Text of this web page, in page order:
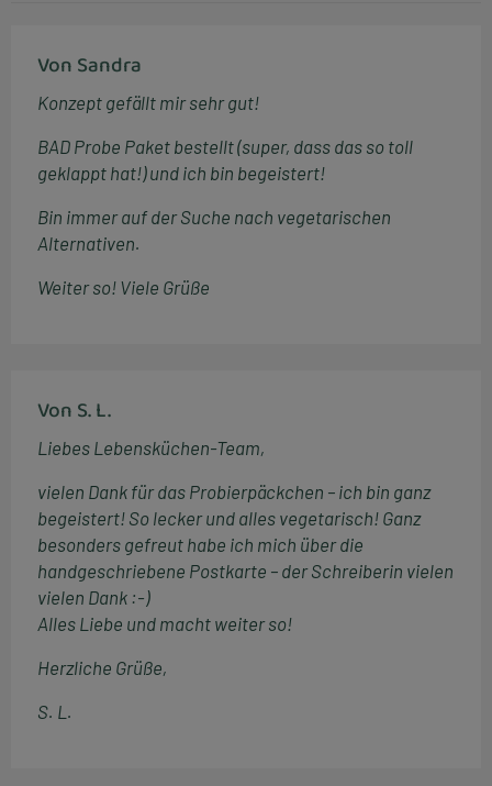
Von Sandra
Konzept gefällt mir sehr gut!
BAD Probe Paket bestellt (super, dass das so toll
geklappt hat!) und ich bin begeistert!
Bin immer auf der Suche nach vegetarischen
Alternativen.
Weiter so! Viele Grüße
Von S. L.
Liebes Lebensküchen-Team,
vielen Dank für das Probierpäckchen – ich bin ganz
begeistert! So lecker und alles vegetarisch! Ganz
besonders gefreut habe ich mich über die
handgeschriebene Postkarte – der Schreiberin vielen
vielen Dank :-)
Alles Liebe und macht weiter so!
Herzliche Grüße,
S. L.